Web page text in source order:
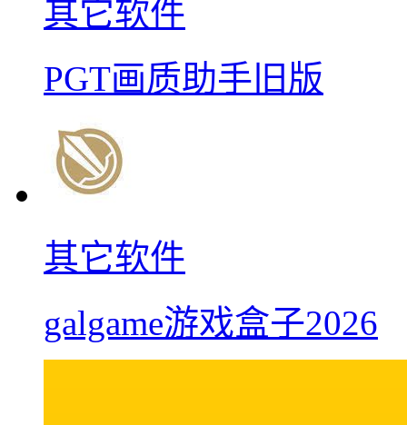
其它软件
PGT画质助手旧版
其它软件
galgame游戏盒子2026